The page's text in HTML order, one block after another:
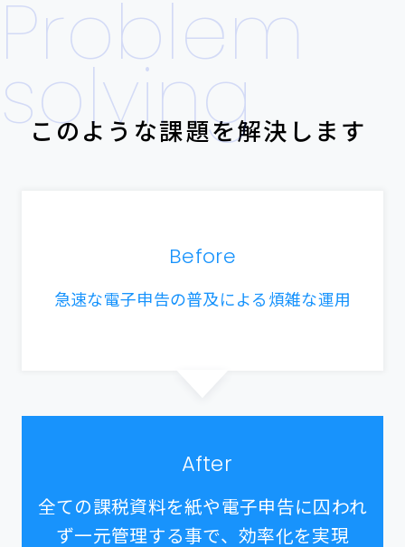
Problem
solving
このような課題を解決します
Before
急速な電子申告の普及による煩雑な運用
After
全ての課税資料を紙や電子申告に囚われ
ず一元管理する事で、効率化を実現